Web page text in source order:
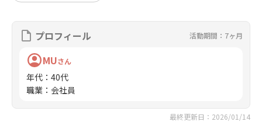
プロフィール 活動期間：7ヶ月
MUさん
年代 ： 40代
職業 ： 会社員
最終更新日：2026/01/14